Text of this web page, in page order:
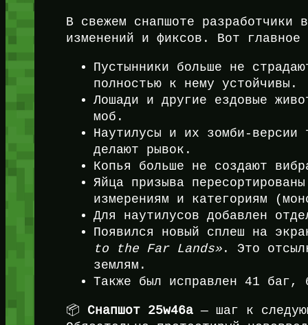
В свежем снапшоте разработчики
изменений и фиксов. Вот главное
Пустынники больше не
полностью к нему устойчивы.
Лошади и другие ездовые
моб.
Наутилусы и их зомби-версии
делают рывок.
Копья больше не создают
Яйца призыва
измерениям и категориям
Для наутилусов добавлен
Появился новый сплеш на
to the Far Lands» . Это
землям.
Также был исправлен 41 баг,
📦 Снапшот 25w46a — шаг к